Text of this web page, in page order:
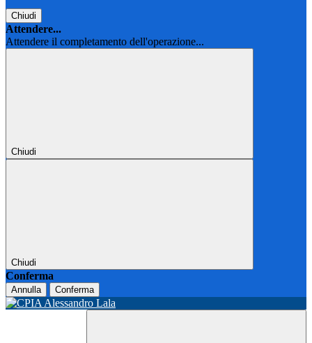
Chiudi
Attendere...
Attendere il completamento dell'operazione...
Chiudi
Chiudi
Conferma
Annulla Conferma